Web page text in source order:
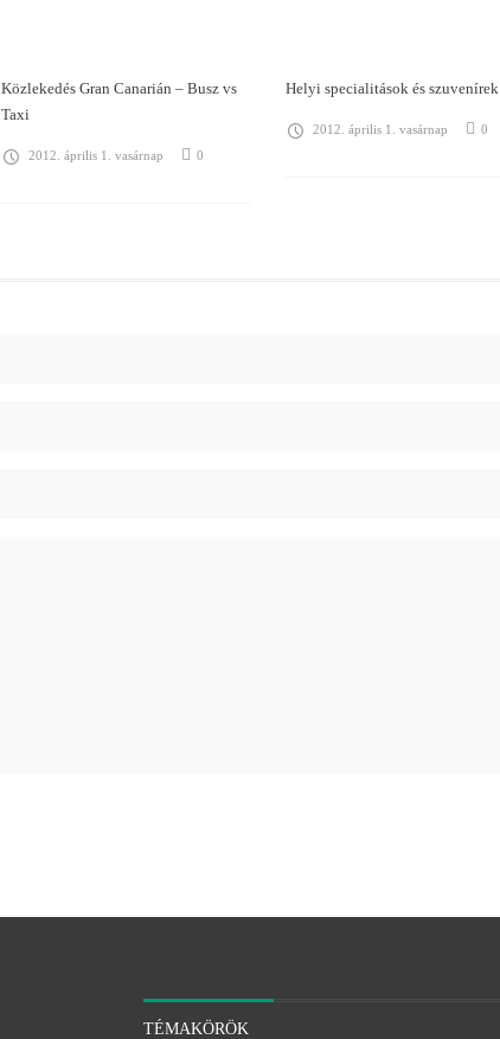
Közlekedés Gran Canarián – Busz vs
Taxi
2012. április 1. vasárnap 0
Helyi specialitások és szuvenírek
2012. április 1. vasárnap 0
TÉMAKÖRÖK